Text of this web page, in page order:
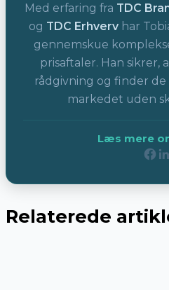
Med erfaring fra TDC
og TDC Erhvervhar
gennemskue
prisaftaler. Han sikrer,
rådgivning og finder
markedet uden
Læs mere
Relaterede